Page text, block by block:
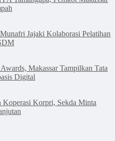
Jajaki Kolaborasi Pelatihan
Makassar Tampilkan Tata
Digital
Koperasi Korpri, Sekda Minta